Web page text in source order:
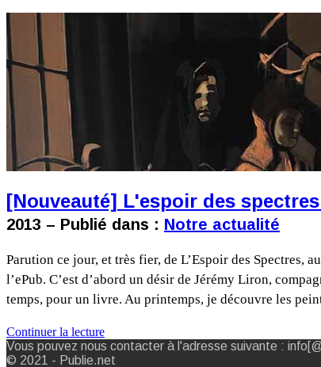
[Nouveauté] L'espoir des
2013 – Publié dans : Notre actualité
Parution ce jour, et très fier, de L’Espoir des
l’ePub. C’est d’abord un désir de Jérémy Liron,
temps, pour un livre. Au printemps, je découvre les
Continuer la lecture
Vous pouvez nous contacter à l'adresse suivante :
© 2021 - Publie.net